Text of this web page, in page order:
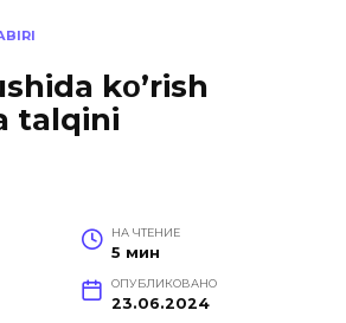
kο’rish
talqini
НА ЧТЕНИЕ
5 мин
ОПУБЛИКОВАНО
23.06.2024